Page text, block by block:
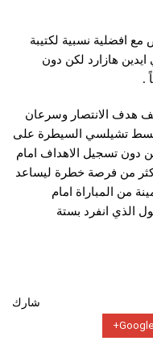
افضلية نسبية لكتيبة
ايدين هازارد لكن دون
.
هدف الانتصار وسرعان
بسط تشيلسي السيطرة على
النسبة الى حدود 75 % لكن دون تسجيل الاهداف امام
من فرصة خطرة ليساعد
من المباراة امام
الذي انفرد بستة
شارك
Google+